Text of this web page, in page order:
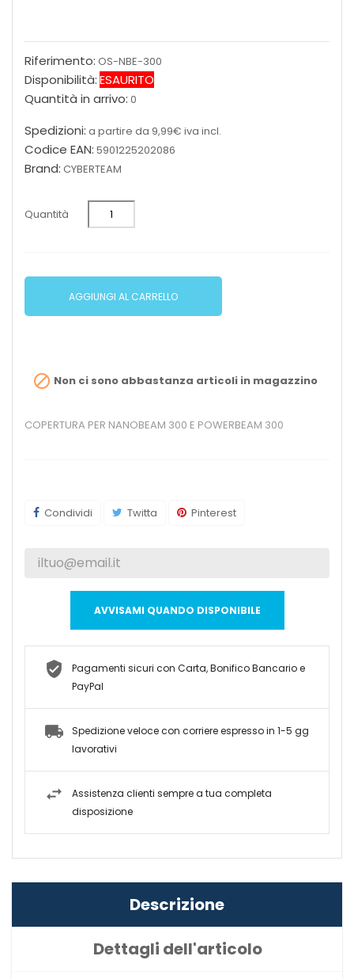
Riferimento: OS-NBE-300
Disponibilità:ESAURITO
Quantità in arrivo: 0
Spedizioni: a partire da 9,99€ iva incl.
Codice EAN: 5901225202086
Brand: CYBERTEAM
Quantità
AGGIUNGI AL CARRELLO
 Non ci sono abbastanza articoli in magazzino
COPERTURA PER NANOBEAM 300 E POWERBEAM 300
Condividi Twitta Pinterest
AVVISAMI QUANDO DISPONIBILE
Pagamenti sicuri con Carta, Bonifico Bancario e
PayPal
Spedizione veloce con corriere espresso in 1-5 gg
lavorativi
Assistenza clienti sempre a tua completa
disposizione
Descrizione
Dettagli dell'articolo